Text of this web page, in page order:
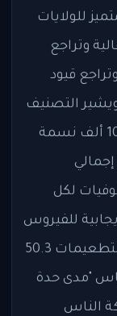
للولايات
وتراجع
قيود
التصنيف
إلى أن معدل الحالات الشهرية لكل 100 ألف نسمة
إجمالي
الوفيات لكل
الإيجابية للفيروس
2.4 في المئة، وبلغت نسبة من تلقوا التطعيمات 50.3
البلاد درجة 47 في قياس "مدى حدة
الناس